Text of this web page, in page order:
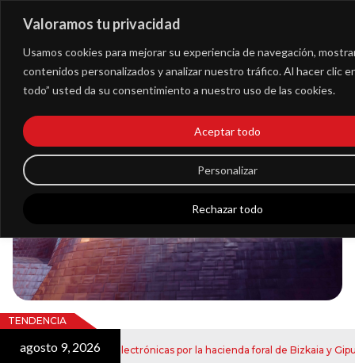
Valoramos tu privacidad
Usamos cookies para mejorar su experiencia de navegación,
contenidos personalizados y analizar nuestro tráfico. Al hacer clic
todo” usted da su consentimiento a nuestro uso de las cookies.
Personalizar
Rechazar todo
Aceptar todo
Blog
Noticias
TENDENCIA
agosto 9, 2026
de notificaciones electrónicas por la hacienda foral de Bizkaia y